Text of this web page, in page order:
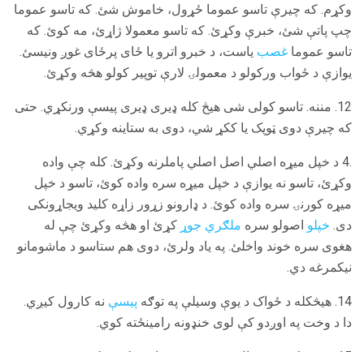
وکړم. که چیرې تاسو عموما ځړول، خاموش شئ. که تاسو عموما
چپ پاتې شئ، خبرې وکړئ. که تاسو معمولا ژاړئ، مه کوئ. که
تاسو عموما غصب یاست، د خبرو اترو یا ځای پرځای غوږ ونیسئ.
یوازې د ځواب ورکولو د معمولۍ لارې توپیر کولو هڅه وکړئ.
12. مننه. تاسو کولی شی هیڅ کله ډیری ډیری پیسې ورنکړي. حتی
که چیرې دوی ټوپک یا ککړ شي، دوی به ستاینه وکړي.
.4 د خپل میړه اصلي اصل اصلي پاملرنه وکړئ. کله چې واده
وکړئ، تاسو نه یوازې د خپل میړه سره واده کوئ، تاسو د خپل
میړه کورنۍ سره واده کوئ. د ډارونو زړور زاړه کلید ویجاړونکی
دی. خپلو اصولو سره ملګري جوړ کړئ او هڅه وکړئ چې له
هغوی سره خوند واخلئ. په یاد ولرئ، دوی هم ستاسو د ماشومانو
نیکمرغه دي.
14. هیڅکله د ځواک د یوې وسیلې په توګه پیسې نه کارول کیږي.
دا د وخت په اوږدو کې لوی خنډونه رامینځته کوي.